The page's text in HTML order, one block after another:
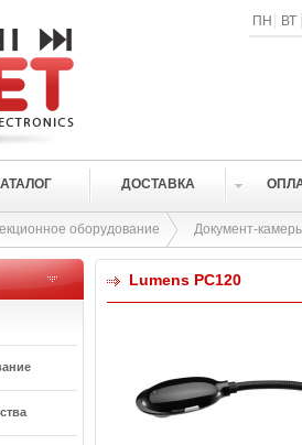
ПН ВТ
ДОСТАВКА
оборудование Документ-
Lumens PC120